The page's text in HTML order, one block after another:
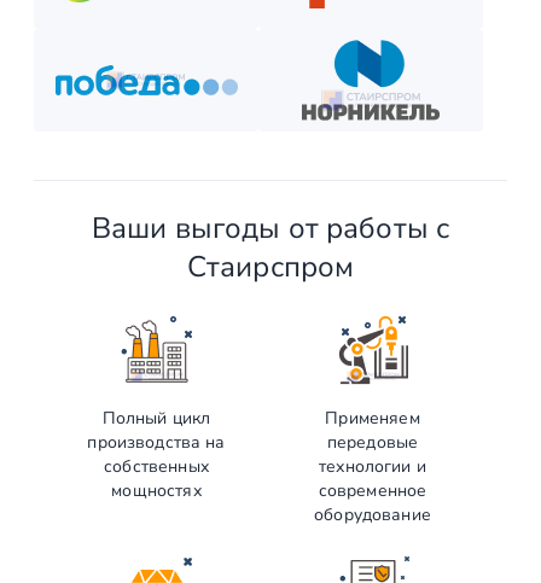
Ваши выгоды от работы с
Стаирспром
Полный цикл
производства на
собственных
мощностях
Применяем
передовые
технологии и
современное
оборудование